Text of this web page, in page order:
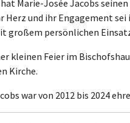
Marie-Josée Jacobs
Herz und ihr Engagement
großem persönlichen
kleinen Feier im
Kirche.
war von 2012 bis 2024